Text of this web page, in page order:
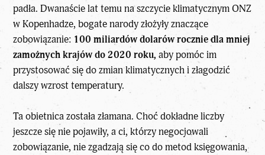
padła. Dwanaście lat temu na szczycie klimatycznym ONZ
w Kopenhadze, bogate narody złożyły znaczące
zobowiązanie: 100 miliardów dolarów rocznie dla mniej
zamożnych krajów do 2020 roku, aby pomóc im
przystosować się do zmian klimatycznych i złagodzić
dalszy wzrost temperatury.
Ta obietnica została złamana. Choć dokładne liczby
jeszcze się nie pojawiły, a ci, którzy negocjowali
zobowiązanie, nie zgadzają się co do metod księgowania,